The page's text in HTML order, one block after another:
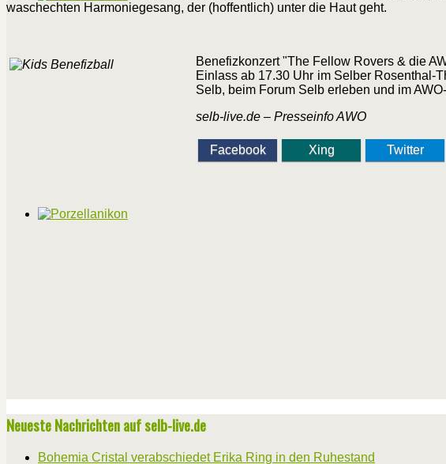
waschechten Harmoniegesang, der (hoffentlich) unter die Haut geht.
Benefizkonzert "The Fellow Rovers & die
Einlass ab 17.30 Uhr im Selber Rosenthal-
Selb, beim Forum Selb erleben und im
selb-live.de – Presseinfo AWO
Facebook Xing Twitter
Neueste Nachrichten auf selb-live.de
Bohemia Cristal verabschiedet Erika Ring in den Ruhestand